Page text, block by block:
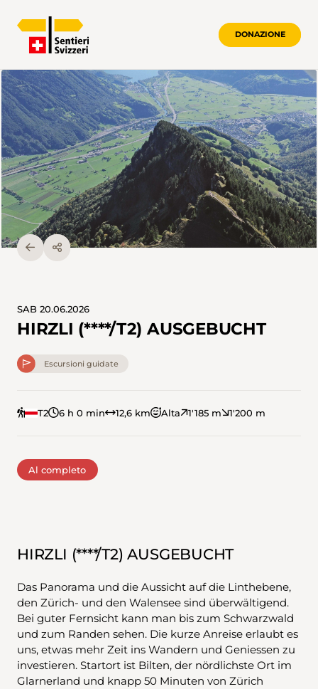
DONAZIONE
SAB 20.06.2026
HIRZLI (****/T2) AUSGEBUCHT
Escursioni guidate
T2 6 h 0 min 12,6 km Alta 1'185 m 1'200 m
Al completo
HIRZLI (****/T2) AUSGEBUCHT
Das Panorama und die Aussicht auf die Linthebene,
den Zürich- und den Walensee sind überwältigend.
Bei guter Fernsicht kann man bis zum Schwarzwald
und zum Randen sehen. Die kurze Anreise erlaubt es
uns, etwas mehr Zeit ins Wandern und Geniessen zu
investieren. Startort ist Bilten, der nördlichste Ort im
Glarnerland und knapp 50 Minuten von Zürich